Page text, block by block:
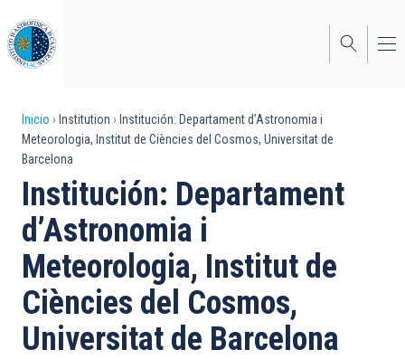
al
contenido
principal
Sobrescribir
enlaces
de
ayuda
a
la
navegación
Inicio Institution
Institución: Departament d’Astronomia i
Meteorologia, Institut de Ciències del Cosmos, Universitat de
Barcelona
Institución: Departament
d’Astronomia i
Meteorologia, Institut de
Ciències del Cosmos,
Universitat de Barcelona